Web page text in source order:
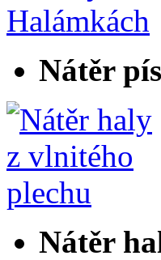
Nátěr
Nátěr